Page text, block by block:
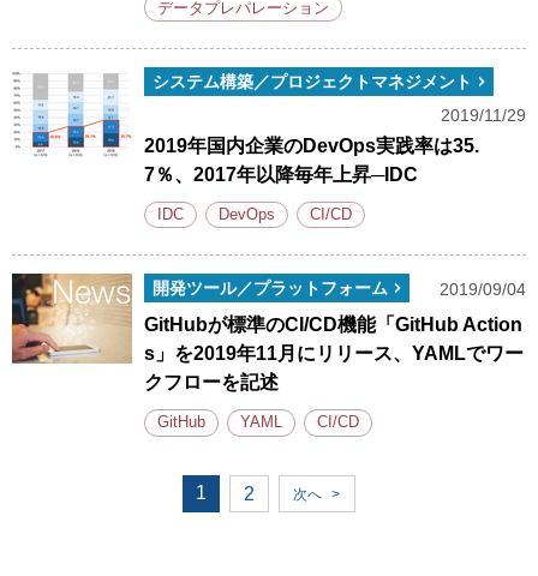
データプレパレーション
システム構築／プロジェクトマネジメント
2019/11/29
2019年国内企業のDevOps実践率は35.
7％、2017年以降毎年上昇─IDC
IDC DevOps CI/CD
開発ツール／プラットフォーム 2019/09/04
GitHubが標準のCI/CD機能「GitHub Action
s」を2019年11月にリリース、YAMLでワー
クフローを記述
GitHub YAML CI/CD
1 2 次へ >